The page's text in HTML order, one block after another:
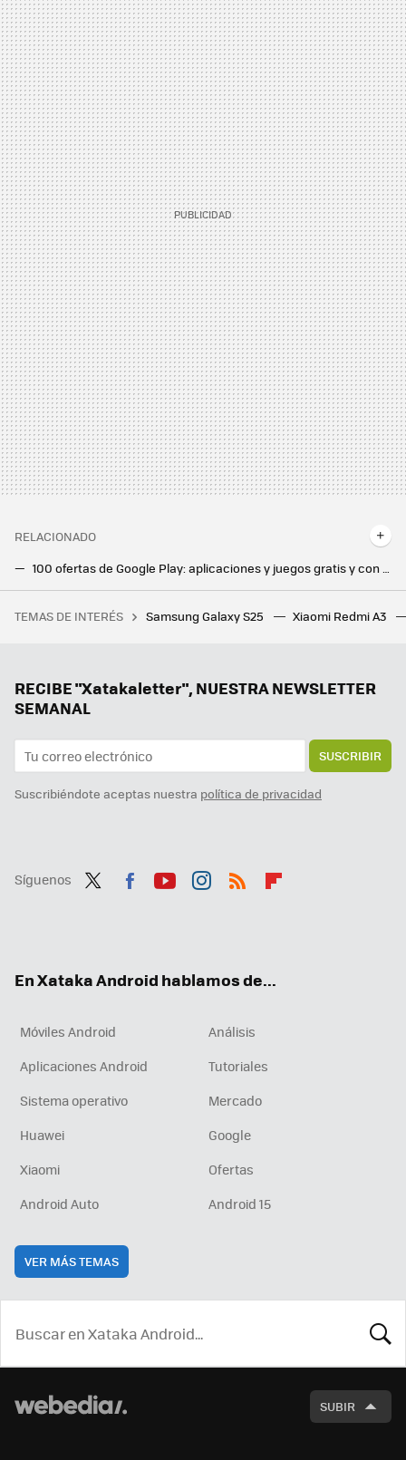
RELACIONADO
100 ofertas de Google Play: aplicaciones y juegos gratis y con grandes descuentos por poco tiempo
Los canales gratis de Google TV ya tienen nombre y pronto, también una app propia. La pregunta es cuándo llegarán a España
Como tener a la última tu tele Samsung. Así puedes actualizarla sin Internet en casa
TEMAS DE INTERÉS Samsung Galaxy S25 Xiaomi Redmi A3
RECIBE "Xatakaletter", NUESTRA NEWSLETTER
SEMANAL
SUSCRIBIR
Suscribiéndote aceptas nuestra política de privacidad
Síguenos
En Xataka Android hablamos de...
Móviles Android
Análisis
Aplicaciones Android
Tutoriales
Sistema operativo
Mercado
Huawei
Google
Xiaomi
Ofertas
Android Auto
Android 15
VER MÁS TEMAS
SUBIR